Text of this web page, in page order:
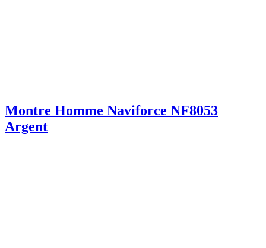
Montre Homme Naviforce NF8053
Argent